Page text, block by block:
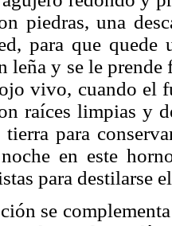
piedras, una
para que quede
leña y se le prende
vivo, cuando el
raíces limpias y
tierra para
en este
para destilarse
se